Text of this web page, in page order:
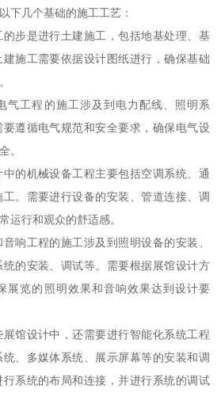
下几个基础的施工工艺：
步是进行土建施工，包括地基处理、基
施工需要依据设计图纸进行，确保基础
气工程的施工涉及到电力配线、照明系
遵循电气规范和安全要求，确保电气设
。
的机械设备工程主要包括空调系统、通
。需要进行设备的安装、管道连接、调
运行和观众的舒适感。
响工程的施工涉及到照明设备的安装、
的安装、调试等。需要根据展馆设计方
展览的照明效果和音响效果达到设计要
馆设计中，还需要进行智能化系统工程
、多媒体系统、展示屏幕等的安装和调
系统的布局和连接，并进行系统的调试